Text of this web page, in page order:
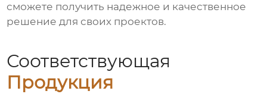
сможете получить надежное и качественное
решение для своих проектов.
Соответствующая
Продукция